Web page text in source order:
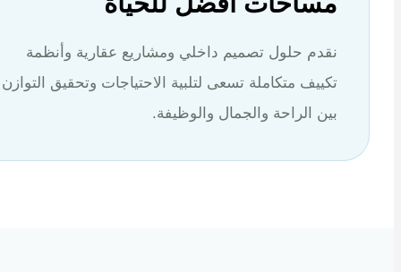
نقدم حلول تصميم داخلي ومشاريع عقارية وأنظمة
تكييف متكاملة تسعى لتلبية الاحتياجات وتحقيق التوازن
بين الراحة والجمال والوظيفة.